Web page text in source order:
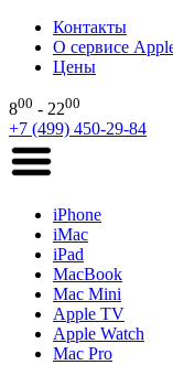
Контакты
О сервисе
Цены
800 - 2200
+7 (499) 450-29-84
iPhone
iMac
iPad
MacBook
Mac Mini
Apple TV
Apple Watch
Mac Pro